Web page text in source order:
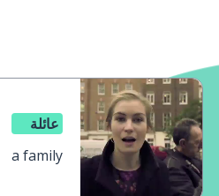
عائلة
a family